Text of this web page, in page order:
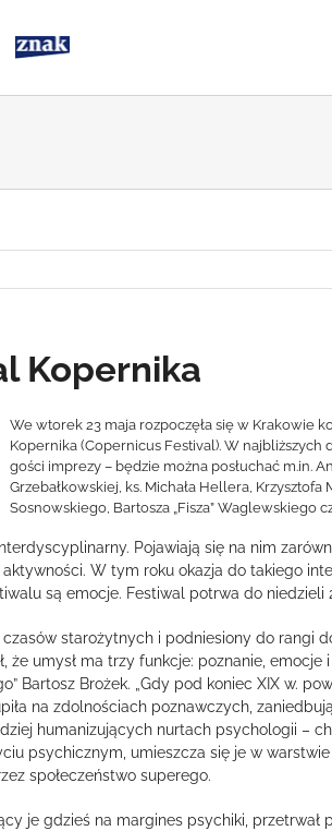
Kopernika
We wtorek 23 maja rozpoczęła się w Krakowie
Kopernika (Copernicus Festival). W najbliższych
gości imprezy – będzie można posłuchać m.in.
Grzebałkowskiej, ks. Michała Hellera, Krzysztofa
Sosnowskiego, Bartosza „Fisza” Waglewskiego
Pojawiają się na nim
W tym roku okazja do takiego
są emocje. Festiwal potrwa do niedzieli
starożytnych i podniesiony do rangi
że umysł ma trzy funkcje: poznanie, emocje
Bartosz Brożek. „Gdy pod koniec XIX w.
na zdolnościach poznawczych,
humanizujących nurtach psychologii –
psychicznym, umieszcza się je w
społeczeństwo superego.
je gdzieś na margines psychiki, przetrwał